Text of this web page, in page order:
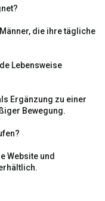
die ihre tägliche
Lebensweise
Ergänzung zu einer
Bewegung.
Website und